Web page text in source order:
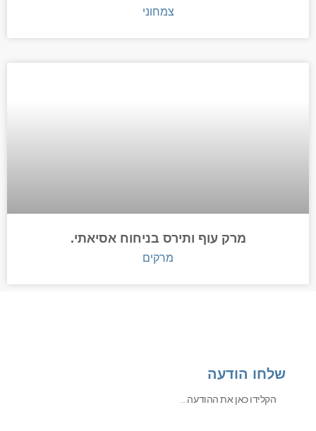
צמחוני
מרק עוף ותירס בניחוח אסיאתי.
מרקים
שלחו הודעה